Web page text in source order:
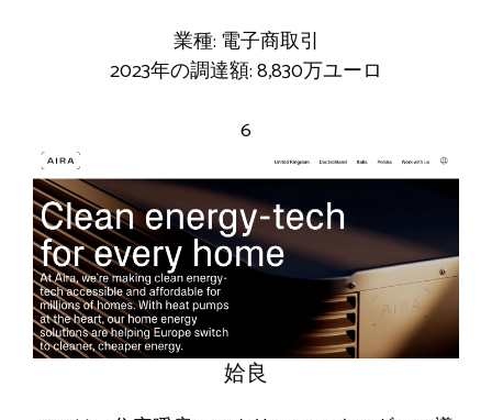
業種: 電子商取引
2023年の調達額: 8,830万ユーロ
6
姶良